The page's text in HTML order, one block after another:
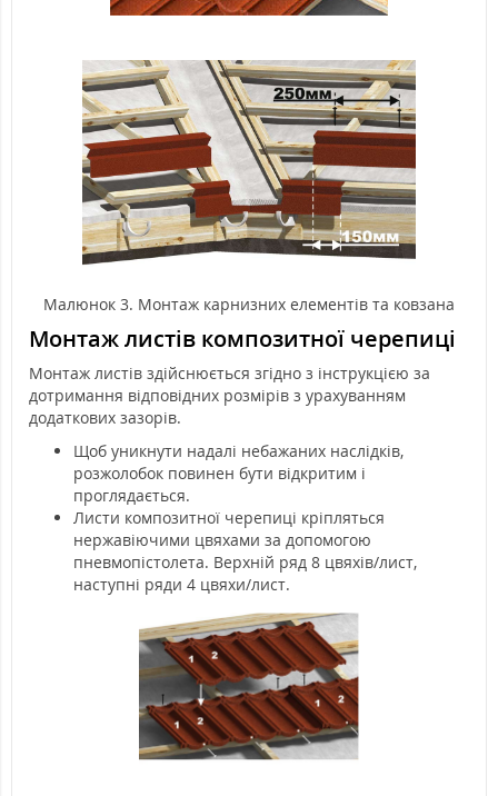
Малюнок 3. Монтаж карнизних елементів та ковзана
Монтаж листів композитної черепиці
Монтаж листів здійснюється згідно з інструкцією за
дотримання відповідних розмірів з урахуванням
додаткових зазорів.
Щоб уникнути надалі небажаних наслідків,
розжолобок повинен бути відкритим і
проглядається.
Листи композитної черепиці кріпляться
нержавіючими цвяхами за допомогою
пневмопістолета. Верхній ряд 8 цвяхів/лист,
наступні ряди 4 цвяхи/лист.